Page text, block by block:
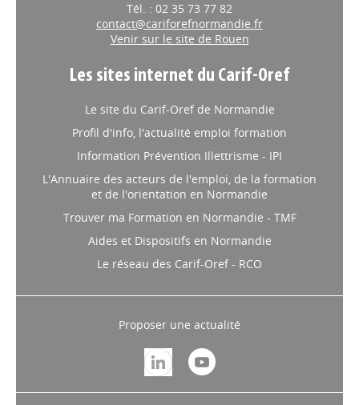
Tél. : 02 35 73 77 82
contact@cariforefnormandie.fr
Venir sur le site de Rouen
Les sites internet du Carif-Oref
Le site du Carif-Oref de Normandie
Profil d'info, l'actualité emploi formation
Information Prévention Illettrisme - IPI
L'Annuaire des acteurs de l'emploi, de la formation
et de l'orientation en Normandie
Trouver ma Formation en Normandie - TMF
Aides et Dispositifs en Normandie
Le réseau des Carif-Oref - RCO
Proposer une actualité